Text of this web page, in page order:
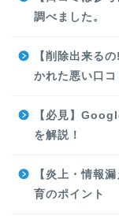
調べました。
【削除出来る
かれた悪い口
【必見】
を解説！
【炎上・情報
育のポイント